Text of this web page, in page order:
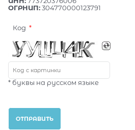
ОГРНИП:304770000123791
Код
* буквы на русском языке